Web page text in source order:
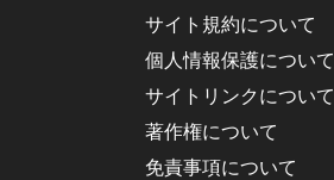
サイト規約について
個人情報保護について
サイトリンクについて
著作権について
免責事項について